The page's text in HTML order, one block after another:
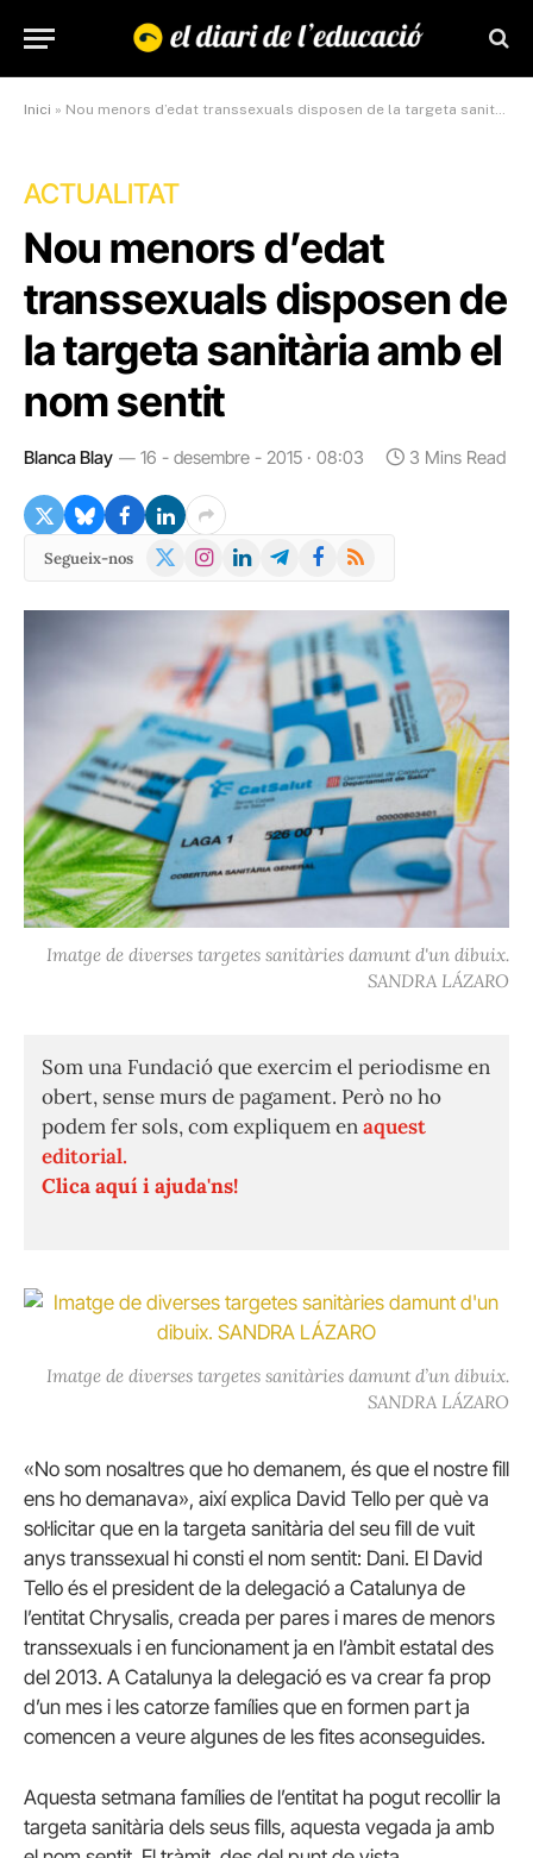
Inici » Nou menors d’edat transsexuals disposen de la targeta sanitària amb el nom sentit
ACTUALITAT
Nou menors d’edat
transsexuals disposen de
la targeta sanitària amb el
nom sentit
Blanca Blay 16 - desembre - 2015 · 08:03 3 Mins Read
Segueix-nos
X
Instagram
LinkedInTelegramFacebook
RSS
Imatge de diverses targetes sanitàries damunt d'un dibuix.
SANDRA LÁZARO
Som una Fundació que exercim el periodisme en
obert, sense murs de pagament. Però no ho
podem fer sols, com expliquem enaquest
editorial.
Clica aquí i ajuda'ns!
Imatge de diverses targetes sanitàries damunt d’un dibuix.
SANDRA LÁZARO
«No som nosaltres que ho demanem, és que el nostre fill
ens ho demanava», així explica David Tello per què va
sol·licitar que en la targeta sanitària del seu fill de vuit
anys transsexual hi consti el nom sentit: Dani. El David
Tello és el president de la delegació a Catalunya de
l’entitat Chrysalis, creada per pares i mares de menors
transsexuals i en funcionament ja en l’àmbit estatal des
del 2013. A Catalunya la delegació es va crear fa prop
d’un mes i les catorze famílies que en formen part ja
comencen a veure algunes de les fites aconseguides.
Aquesta setmana famílies de l’entitat ha pogut recollir la
targeta sanitària dels seus fills, aquesta vegada ja amb